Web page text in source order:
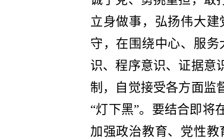
立身做事，弘扬伟大
守，在围绕中心、服
识、程序意识、证据意
制，自觉接受各方面监
“灯下黑”。要结合即将
加强政治教育、党性